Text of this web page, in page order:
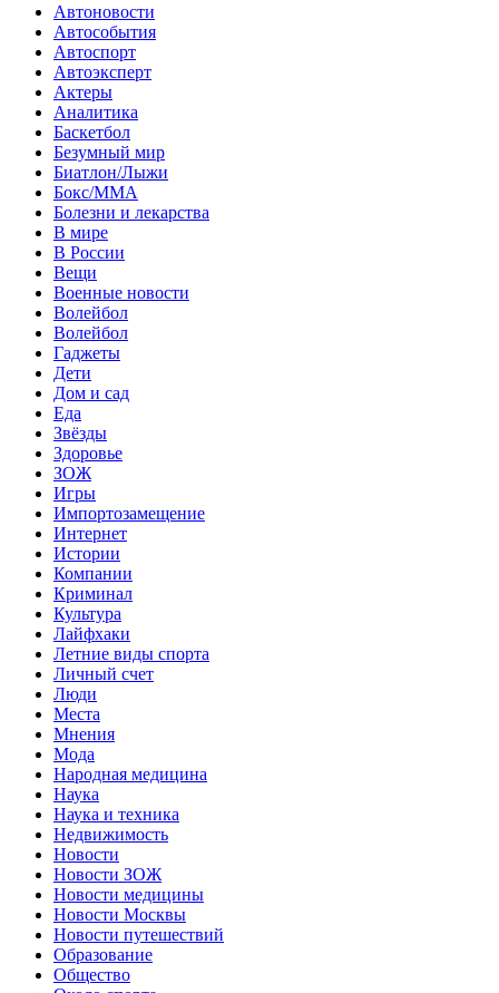
Автоновости
Автособытия
Автоспорт
Автоэксперт
Актеры
Аналитика
Баскетбол
Безумный мир
Биатлон/Лыжи
Бокс/MMA
Болезни и лекарства
В мире
В России
Вещи
Военные новости
Волейбол
Волейбол
Гаджеты
Дети
Дом и сад
Еда
Звёзды
Здоровье
ЗОЖ
Игры
Импортозамещение
Интернет
Истории
Компании
Криминал
Культура
Лайфхаки
Летние виды спорта
Личный счет
Люди
Места
Мнения
Мода
Народная медицина
Наука
Наука и техника
Недвижимость
Новости
Новости ЗОЖ
Новости медицины
Новости Москвы
Новости путешествий
Образование
Общество